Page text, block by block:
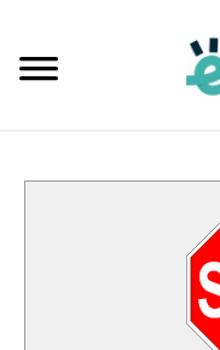
content